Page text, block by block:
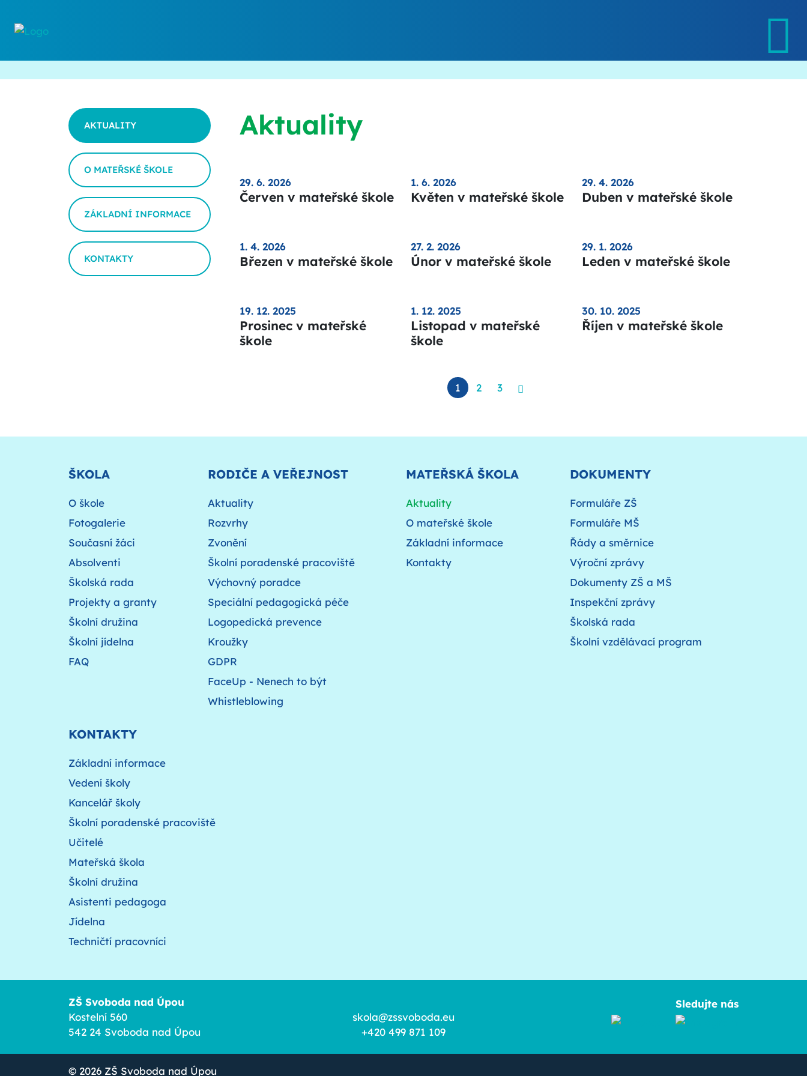
AKTUALITY
O MATEŘSKÉ ŠKOLE
ZÁKLADNÍ INFORMACE
KONTAKTY
Aktuality
29. 6. 2026
Červen v mateřské škole
1. 6. 2026
Květen v mateřské škole
29. 4. 2026
Duben v mateřské škole
1. 4. 2026
Březen v mateřské škole
27. 2. 2026
Únor v mateřské škole
29. 1. 2026
Leden v mateřské škole
19. 12. 2025
Prosinec v mateřské
škole
1. 12. 2025
Listopad v mateřské
škole
30. 10. 2025
Říjen v mateřské škole
1 2 3
ŠKOLA
O škole
Fotogalerie
Současní žáci
Absolventi
Školská rada
Projekty a granty
Školní družina
Školní jídelna
FAQ
RODIČE A VEŘEJNOST
Aktuality
Rozvrhy
Zvonění
Školní poradenské pracoviště
Výchovný poradce
Speciální pedagogická péče
Logopedická prevence
Kroužky
GDPR
FaceUp - Nenech to být
Whistleblowing
MATEŘSKÁ ŠKOLA
Aktuality
O mateřské škole
Základní informace
Kontakty
DOKUMENTY
Formuláře ZŠ
Formuláře MŠ
Řády a směrnice
Výroční zprávy
Dokumenty ZŠ a MŠ
Inspekční zprávy
Školská rada
Školní vzdělávací program
KONTAKTY
Základní informace
Vedení školy
Kancelář školy
Školní poradenské pracoviště
Učitelé
Mateřská škola
Školní družina
Asistenti pedagoga
Jídelna
Techničtí pracovníci
ZŠ Svoboda nad Úpou
Kostelní 560
542 24 Svoboda nad Úpou
skola@zssvoboda.eu
+420 499 871 109
Sledujte nás
© 2026 ZŠ Svoboda nad Úpou